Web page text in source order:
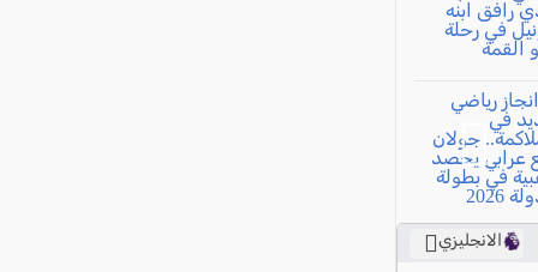
الانجليزي